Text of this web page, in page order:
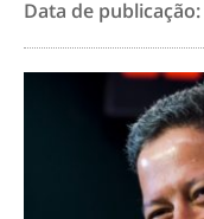
Data de publicação: